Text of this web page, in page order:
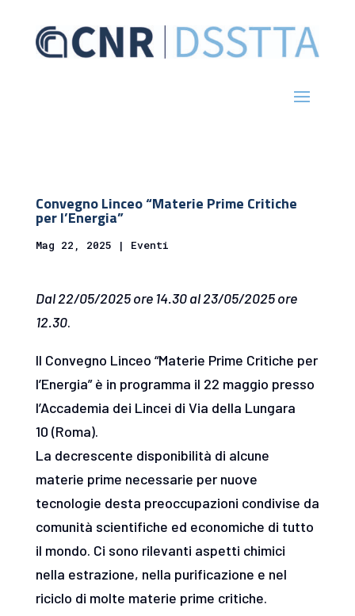
Convegno Linceo “Materie Prime Critiche
per l’Energia”
Mag 22, 2025 | Eventi
Dal 22/05/2025 ore 14.30 al 23/05/2025 ore
12.30.
Il Convegno Linceo “Materie Prime Critiche per
l’Energia” è in programma il 22 maggio presso
l’Accademia dei Lincei di Via della Lungara
10 (Roma).
La decrescente disponibilità di alcune
materie prime necessarie per nuove
tecnologie desta preoccupazioni condivise da
comunità scientifiche ed economiche di tutto
il mondo. Ci sono rilevanti aspetti chimici
nella estrazione, nella purificazione e nel
riciclo di molte materie prime critiche.